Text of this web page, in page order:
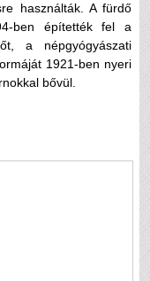
használták. A fürdő
ben építették fel a
a népgyógyászati
1921-ben nyeri
bővül.